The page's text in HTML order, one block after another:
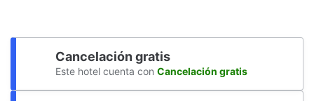
Seguro
Cancelación gratis
Este hotel cuenta con Cancelación gratis